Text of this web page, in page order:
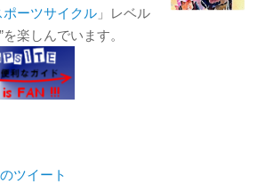
ポーツサイクル」レベル
楽しんでいます。
ツイート